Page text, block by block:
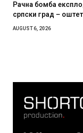
главниот
локали